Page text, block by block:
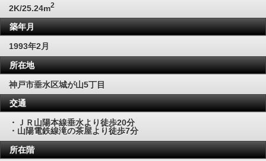
2K/25.24m2
築年月
1993年2月
所在地
神戸市垂水区城が山5丁目
交通
・ＪＲ山陽本線垂水より徒歩20分
・山陽電鉄線滝の茶屋より徒歩7分
所在階